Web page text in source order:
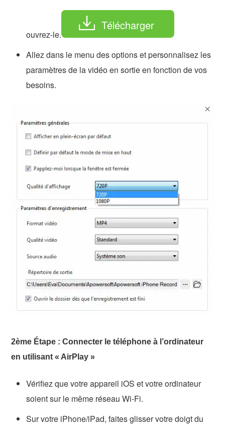
ouvrez-le.
Télécharger
Allez dans le menu des options et personnalisez les
paramètres de la vidéo en sortie en fonction de vos
besoins.
2ème Étape : Connecter le téléphone à l’ordinateur
en utilisant « AirPlay »
Vérifiez que votre appareil iOS et votre ordinateur
soient sur le même réseau Wi-Fi.
Sur votre iPhone/iPad, faites glisser votre doigt du